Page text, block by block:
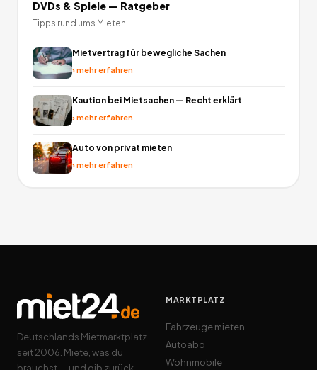
DVDs & Spiele— Ratgeber
Tipps rund ums Mieten
Mietvertrag für bewegliche Sachen
›mehr erfahren
Kaution bei Mietsachen — Recht erklärt
›mehr erfahren
Auto von privat mieten
›mehr erfahren
Deutschlands Mietmarktplatz
seit 2006. Miete, was du
MARKTPLATZ
Fahrzeuge mieten
Autoabo
Wohnmobile